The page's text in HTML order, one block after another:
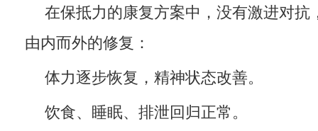
在保抵力的康复方案中，没有激进对抗
由内而外的修复：
体力逐步恢复，精神状态改善。
饮食、睡眠、排泄回归正常。